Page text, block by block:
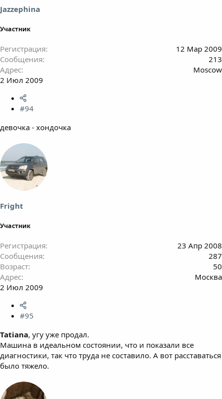
Jazzephina
Участник
Регистрация
12 Мар 2009
Сообщения
213
Адрес
Moscow
2 Июл 2009
#94
девочка - хондочка
Fright
Участник
Регистрация
23 Апр 2008
Сообщения
287
Возраст
50
Адрес
Москва
2 Июл 2009
#95
Tatiana, угу уже продал.
Машина в идеальном состоянии, что и показали все
диагностики, так что труда не составило. А вот расставаться
было тяжело.